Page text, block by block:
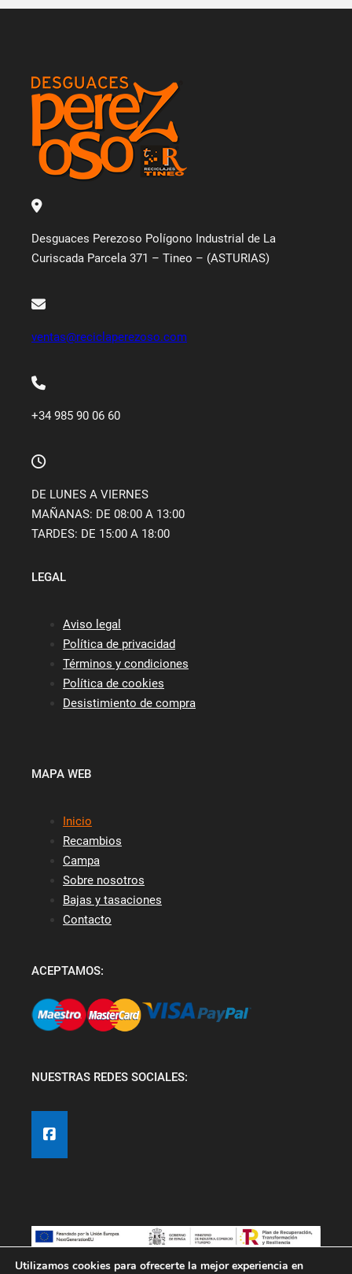
Desguaces Perezoso Polígono Industrial de La
Curiscada Parcela 371 – Tineo – (ASTURIAS)
ventas@reciclaperezoso.com
+34 985 90 06 60
DE LUNES A VIERNES
MAÑANAS: DE 08:00 A 13:00
TARDES: DE 15:00 A 18:00
LEGAL
Aviso legal
Política de privacidad
Términos y condiciones
Política de cookies
Desistimiento de compra
MAPA WEB
Inicio
Recambios
Campa
Sobre nosotros
Bajas y tasaciones
Contacto
ACEPTAMOS:
NUESTRAS REDES SOCIALES:
Utilizamos cookies para ofrecerte la mejor experiencia en